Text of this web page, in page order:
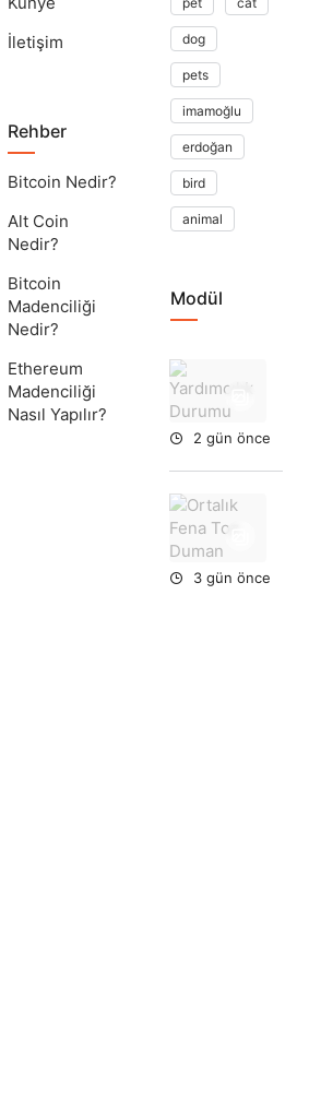
İletişim
Rehber
Bitcoin Nedir?
Alt Coin
Nedir?
Bitcoin
Madenciliği
Nedir?
Ethereum
Madenciliği
Nasıl Yapılır?
dog
pets
imamoğlu
erdoğan
bird
animal
Modül
2 gün önce
3 gün önce